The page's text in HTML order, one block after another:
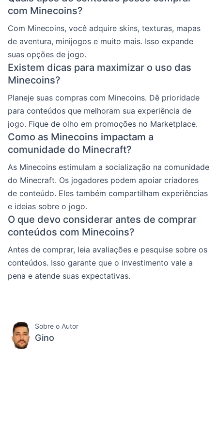
com Minecoins?
Com Minecoins, você adquire skins, texturas, mapas
de aventura, minijogos e muito mais. Isso expande
suas opções de jogo.
Existem dicas para maximizar o uso das
Minecoins?
Planeje suas compras com Minecoins. Dê prioridade
para conteúdos que melhoram sua experiência de
jogo. Fique de olho em promoções no Marketplace.
Como as Minecoins impactam a
comunidade do Minecraft?
As Minecoins estimulam a socialização na comunidade
do Minecraft. Os jogadores podem apoiar criadores
de conteúdo. Eles também compartilham experiências
e ideias sobre o jogo.
O que devo considerar antes de comprar
conteúdos com Minecoins?
Antes de comprar, leia avaliações e pesquise sobre os
conteúdos. Isso garante que o investimento vale a
pena e atende suas expectativas.
Sobre o Autor
Gino